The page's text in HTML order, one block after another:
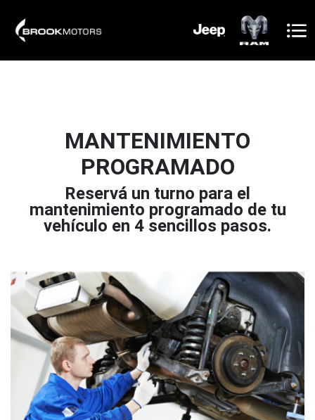
MANTENIMIENTO
PROGRAMADO
Reservá un turno para el
mantenimiento programado de tu
vehículo en 4 sencillos pasos.